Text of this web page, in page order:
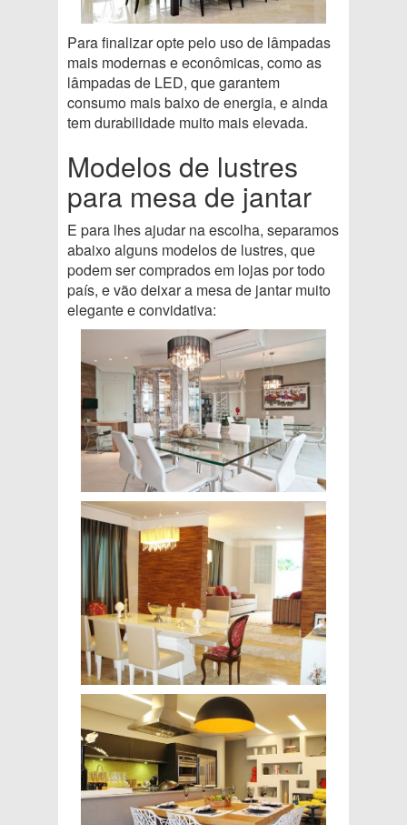
Para finalizar opte pelo uso de lâmpadas
mais modernas e econômicas, como as
lâmpadas de LED, que garantem
consumo mais baixo de energia, e ainda
tem durabilidade muito mais elevada.
Modelos de lustres
para mesa de jantar
E para lhes ajudar na escolha, separamos
abaixo alguns modelos de lustres, que
podem ser comprados em lojas por todo
país, e vão deixar a mesa de jantar muito
elegante e convidativa: